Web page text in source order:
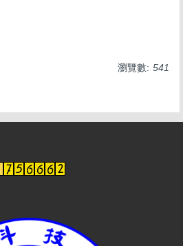
瀏覽數: 541